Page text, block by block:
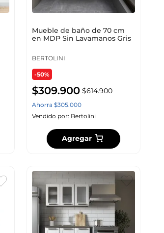
Mueble de baño de 70 cm
en MDP Sin Lavamanos Gris
BERTOLINI
-50%
$309.900 $614.900
Ahorra$305.000
Vendido por: Bertolini
Agregar